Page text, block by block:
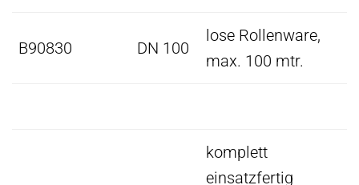
B90830 DN 100
lose Rollenware,
max. 100 mtr.
komplett
einsatzfertig